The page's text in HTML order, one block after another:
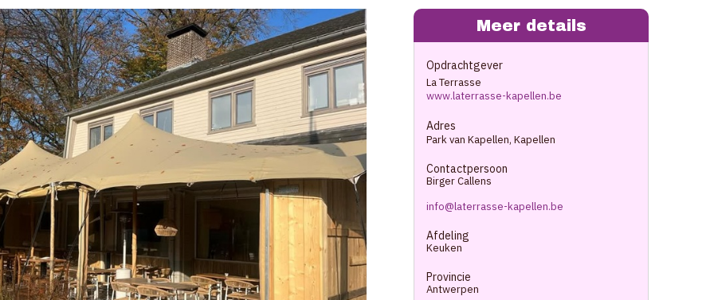
Meer details
Opdrachtgever
La Terrasse
www.laterrasse-kapellen.be
Adres
Park van Kapellen, Kapellen
Contactpersoon
Birger Callens
info@laterrasse-kapellen.be
Afdeling
Keuken
Provincie
Antwerpen